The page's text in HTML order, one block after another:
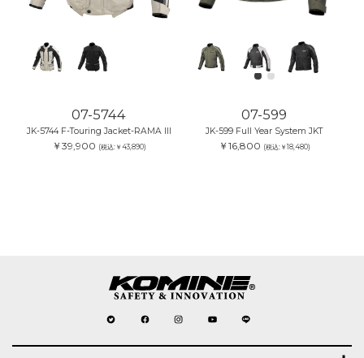
07-5744
JK-5744 F-Touring Jacket-RAMA III
￥39,900 (税込:￥43,890)
07-599
JK-599 Full Year System JKT
￥16,800 (税込:￥18,480)